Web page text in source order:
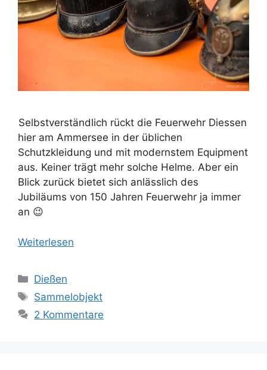
Selbstverständlich rückt die Feuerwehr Diessen
hier am Ammersee in der üblichen
Schutzkleidung und mit modernstem Equipment
aus. Keiner trägt mehr solche Helme. Aber ein
Blick zurück bietet sich anlässlich des
Jubiläums von 150 Jahren Feuerwehr ja immer
an 😉
Weiterlesen
Kategorien
Dießen
Schlagwörter
Sammelobjekt
2 Kommentare